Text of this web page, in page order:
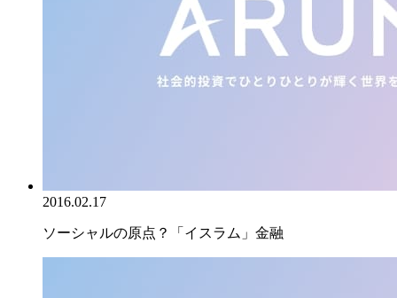
2016.02.17
ソーシャルの原点？「イスラム」金融